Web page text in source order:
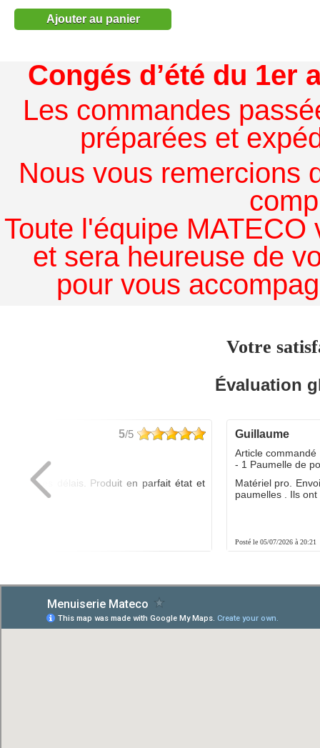
Ajouter au panier
Congés d’été du 1er
Les commandes
préparées et
Nous vous remercions
Toute l'équipe
et sera heureuse de
pour vous
Votre
Évaluation
5/5
dans les délais. Produit en parfait état et
guillaume
Posté le 05/07/2026 à 20:21
Article commandé
- 1 Paumelle de
Matériel pro.
paumelles . Ils ont